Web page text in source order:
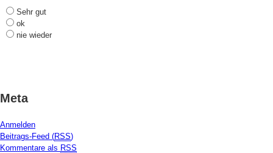
Sehr gut
ok
nie wieder
Meta
Anmelden
Beitrags-Feed (RSS)
Kommentare als RSS